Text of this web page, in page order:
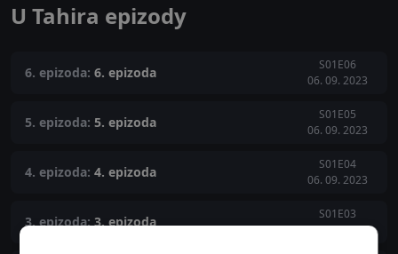
U Tahira epizody
6. epizoda: 6. epizoda
S01E06
06. 09. 2023
5. epizoda: 5. epizoda
S01E05
06. 09. 2023
4. epizoda: 4. epizoda
S01E04
06. 09. 2023
3. epizoda:3. epizoda
S01E03
06. 09. 2023